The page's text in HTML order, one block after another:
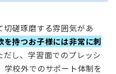
磋琢磨する雰囲気があ
持つお子様には非常に刺
だし、学習面でのプレッシ
学校外でのサポート体制を